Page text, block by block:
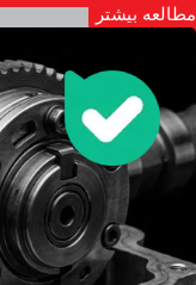
مطالعه بیشتر